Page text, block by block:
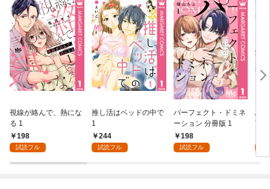
視線が絡んで、熱にな
る 1
198
試読フル
推し活はベッドの中で
1
244
試読フル
パーフェクト・ドミネ
ーション 分冊版 1
198
試読フル
ふ
言